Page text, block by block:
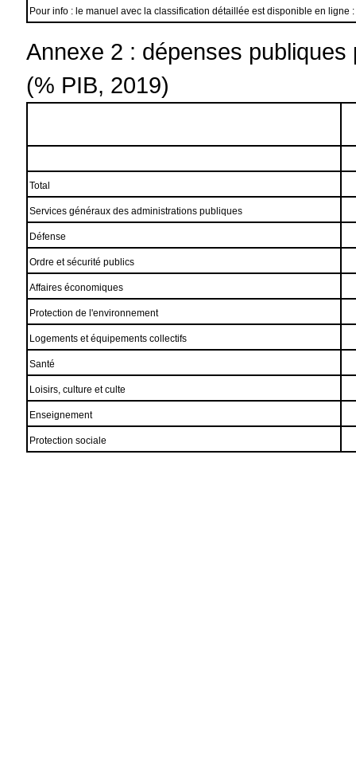
Pour info : le manuel avec la classification détaillée est disponible en
Annexe 2 : dépenses publiques
(% PIB, 2019)
Total
Services généraux des administrations publiques
Défense
Ordre et sécurité publics
Affaires économiques
Protection de l'environnement
Logements et équipements collectifs
Santé
Loisirs, culture et culte
Enseignement
Protection sociale